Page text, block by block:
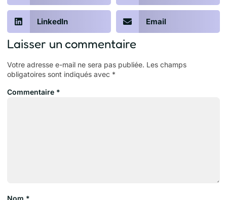
LinkedIn Email
Laisser un commentaire
Votre adresse e-mail ne sera pas publiée. Les champs
obligatoires sont indiqués avec *
Commentaire *